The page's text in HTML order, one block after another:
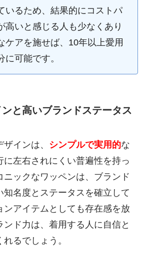
いるため、結果的にコストパ
高いと感じる人も少なくあり
ケアを施せば、10年以上愛用
可能です。
と高いブランドステータス
インは、 シンプルで実用的な
に左右されにくい普遍性を持っ
ニックなワッペンは、ブランド
知名度とステータスを確立して
ンアイテムとしても存在感を放
ンド力は、着用する人に自信と
るでしょう。